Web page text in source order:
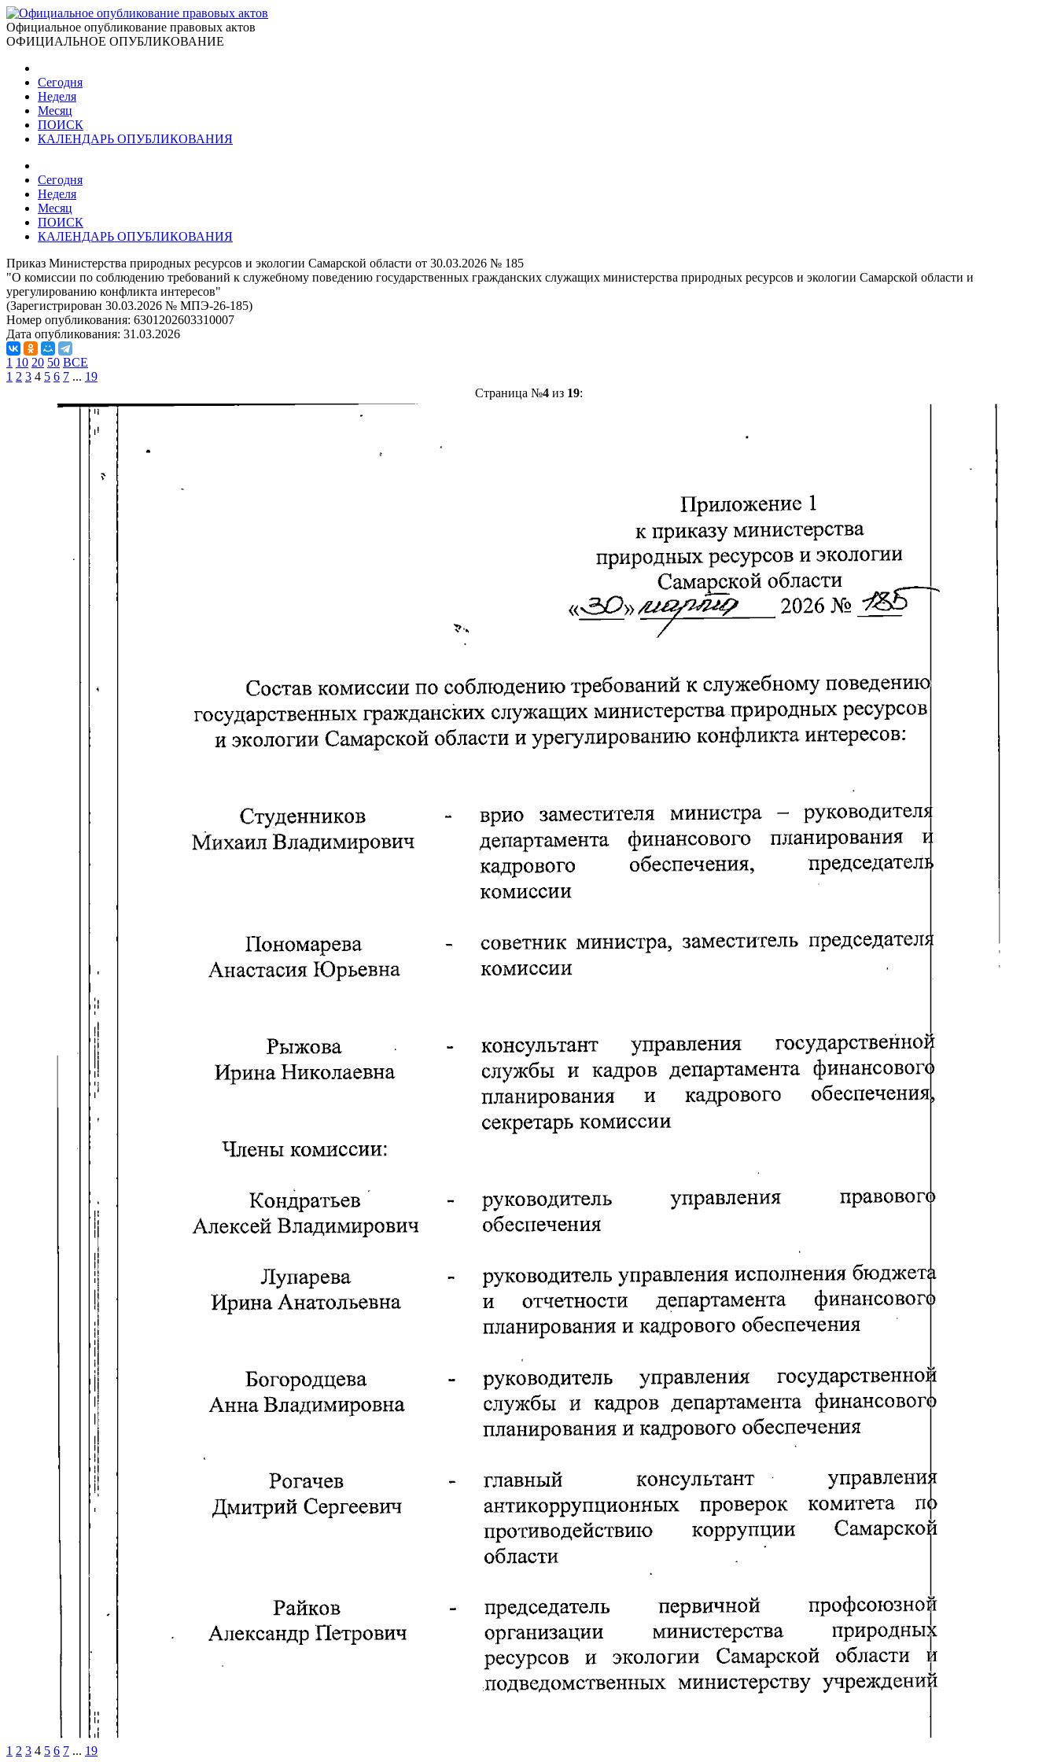
Официальное опубликование правовых актов
ОФИЦИАЛЬНОЕ ОПУБЛИКОВАНИЕ
Сегодня
Неделя
Месяц
ПОИСК
КАЛЕНДАРЬ ОПУБЛИКОВАНИЯ
Сегодня
Неделя
Месяц
ПОИСК
КАЛЕНДАРЬ ОПУБЛИКОВАНИЯ
Приказ Министерства природных ресурсов и экологии Самарской области от 30.03.2026 № 185
"О комиссии по соблюдению требований к служебному поведению государственных гражданских служащих министерства природных ресурсов и экологии Самарской области и
урегулированию конфликта интересов"
(Зарегистрирован 30.03.2026 № МПЭ-26-185)
Номер опубликования: 6301202603310007
Дата опубликования: 31.03.2026
1 10 20 50 ВСЕ
1 2 3 4 5 6 7 ... 19
Страница №4из 19:
1 2 3 4 5 6 7 ... 19